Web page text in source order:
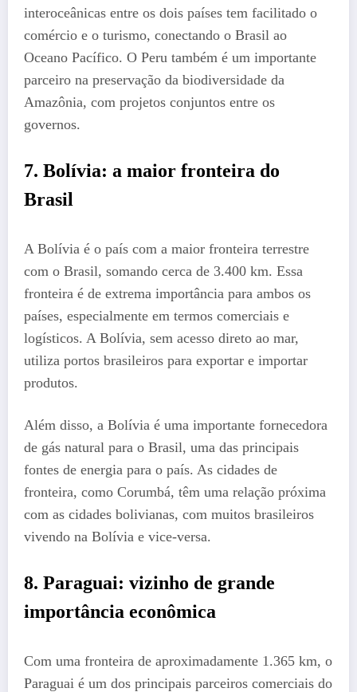
interoceânicas entre os dois países tem facilitado o
comércio e o turismo, conectando o Brasil ao
Oceano Pacífico. O Peru também é um importante
parceiro na preservação da biodiversidade da
Amazônia, com projetos conjuntos entre os
governos.
7. Bolívia: a maior fronteira do
Brasil
A Bolívia é o país com a maior fronteira terrestre
com o Brasil, somando cerca de 3.400 km. Essa
fronteira é de extrema importância para ambos os
países, especialmente em termos comerciais e
logísticos. A Bolívia, sem acesso direto ao mar,
utiliza portos brasileiros para exportar e importar
produtos.
Além disso, a Bolívia é uma importante fornecedora
de gás natural para o Brasil, uma das principais
fontes de energia para o país. As cidades de
fronteira, como Corumbá, têm uma relação próxima
com as cidades bolivianas, com muitos brasileiros
vivendo na Bolívia e vice-versa.
8. Paraguai: vizinho de grande
importância econômica
Com uma fronteira de aproximadamente 1.365 km, o
Paraguai é um dos principais parceiros comerciais do